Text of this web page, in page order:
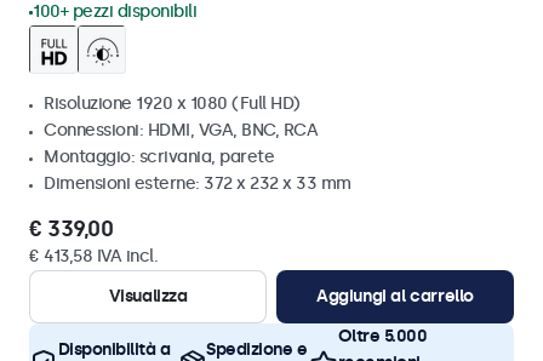
100+ pezzi disponibili
Risoluzione 1920 x 1080 (Full HD)
Connessioni: HDMI, VGA, BNC, RCA
Montaggio: scrivania, parete
Dimensioni esterne: 372 x 232 x 33 mm
€ 339,00
€ 413,58 IVA incl.
Visualizza
Aggiungi al carrello
Disponibilità a
Spedizione e
Oltre 5.000